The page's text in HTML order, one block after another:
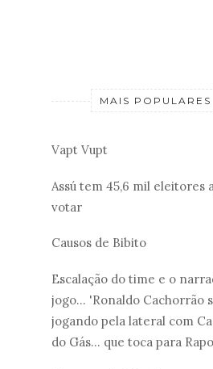
MAIS POPULARES
Vapt Vupt
Assú tem 45,6 mil eleitores
votar
Causos de Bibito
Escalação do time e o
jogo... 'Ronaldo Cachorrão
jogando pela lateral com
do Gás... que toca para